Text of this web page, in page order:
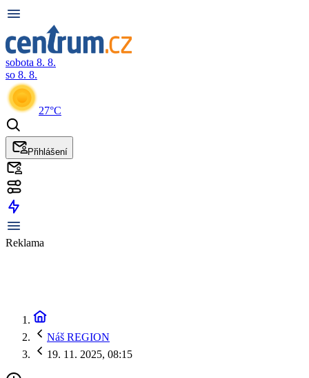
sobota 8. 8.
so 8. 8.
27°C
Přihlášení
Reklama
Náš REGION
19. 11. 2025, 08:15